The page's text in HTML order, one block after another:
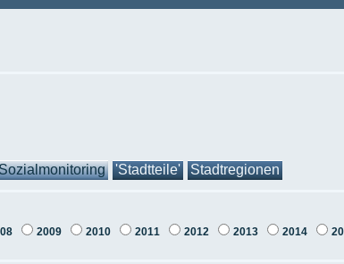
'Stadtteile' Stadtregionen
2009 2010 2011 2012 2013 2014